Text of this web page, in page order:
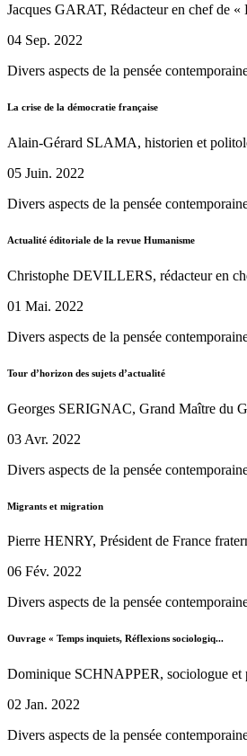
Jacques GARAT, Rédacteur en chef de «
04 Sep. 2022
Divers aspects de la pensée
La crise de la démocratie française
Alain-Gérard SLAMA, historien et
05 Juin. 2022
Divers aspects de la pensée
Actualité éditoriale de la revue Humanisme
Christophe DEVILLERS, rédacteur en
01 Mai. 2022
Divers aspects de la pensée
Tour d’horizon des sujets d’actualité
Georges SERIGNAC, Grand Maître du
03 Avr. 2022
Divers aspects de la pensée
Migrants et migration
Pierre HENRY, Président de France
06 Fév. 2022
Divers aspects de la pensée
Ouvrage « Temps inquiets, Réflexions sociologiq...
Dominique SCHNAPPER, sociologue et
02 Jan. 2022
Divers aspects de la pensée